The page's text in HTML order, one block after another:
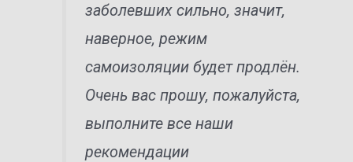
заболевших сильно, значит,
наверное, режим
самоизоляции будет продлён.
Очень вас прошу, пожалуйста,
выполните все наши
рекомендации